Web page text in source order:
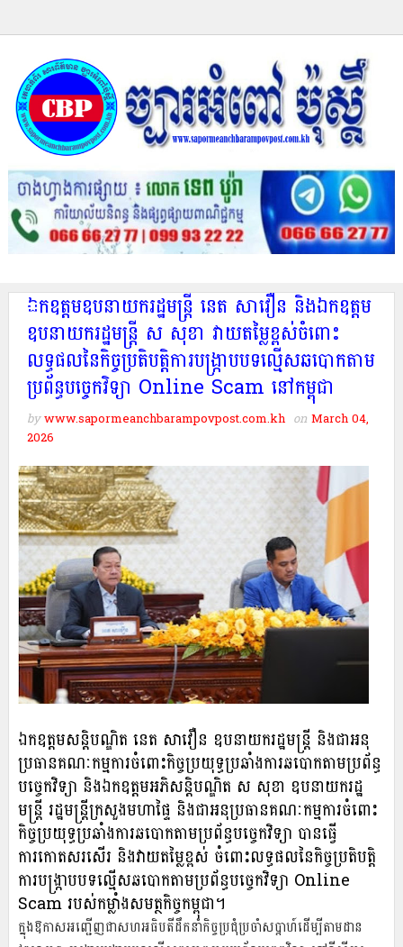
ឯកឧត្តមឧបនាយករដ្ឋមន្ដ្រី នេត សាវឿន និងឯកឧត្តម
ឧបនាយករដ្ឋមន្ដ្រី ស សុខា វាយតម្លៃខ្ពស់ចំពោះ
លទ្ធផលនៃកិច្ចប្រតិបត្តិការបង្ក្រាបបទល្មើសឆបោកតាម
ប្រព័ន្ធបច្ចេកវិទ្យា Online Scam នៅកម្ពុជា
bywww.sapormeanchbarampovpost.com.kh on March 04,
2026
ឯកឧត្តមសន្ដិបណ្ឌិត នេត សាវឿន ឧបនាយករដ្ឋមន្ដ្រី និងជាអនុ
ប្រធានគណៈកម្មការចំពោះកិច្ចប្រយុទ្ធប្រឆាំងការឆបោកតាមប្រព័ន្ធ
បច្ចេកវិទ្យា និងឯកឧត្តមអភិសន្តិបណ្ឌិត ស សុខា ឧបនាយករដ្ឋ
មន្ត្រី រដ្ឋមន្ត្រីក្រសួងមហាផ្ទៃ និងជាអនុប្រធានគណៈកម្មការចំពោះ
កិច្ចប្រយុទ្ធប្រឆាំងការឆបោកតាមប្រព័ន្ធបច្ចេកវិទ្យា បានធ្វើ
ការកោតសរសើរ និងវាយតម្លៃខ្ពស់ ចំពោះលទ្ធផលនៃកិច្ចប្រតិបត្តិ
ការបង្ក្រាបបទល្មើសឆបោកតាមប្រព័ន្ធបច្ចេកវិទ្យា Online
Scam របស់កម្លាំងសមត្ថកិច្ចកម្ពុជា។
ក្នុងឱកាសអញ្ជើញជាសហអធិបតីដឹកនាំកិច្ចប្រជុំប្រចាំសប្ដាហ៍ដើម្បីតាមដាន